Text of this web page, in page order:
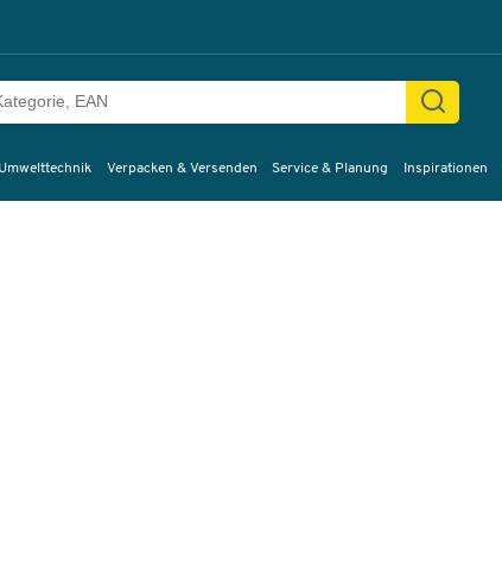
Umwelttechnik Verpacken & Versenden Service & Planung Inspirationen
Bilder Videos